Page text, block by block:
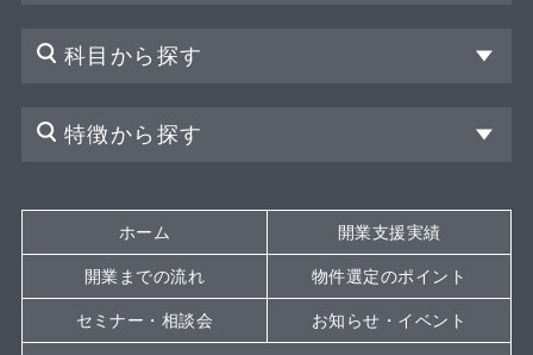
科目から探す
特徴から探す
ホーム 開業支援実績
開業までの流れ 物件選定のポイント
セミナー・相談会 お知らせ・イベント